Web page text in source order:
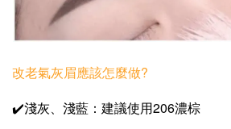
改老氣灰眉應該怎麼做?
✔️淺灰、淺藍：建議使用206濃棕